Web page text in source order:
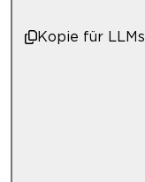
Kopie für LLMs